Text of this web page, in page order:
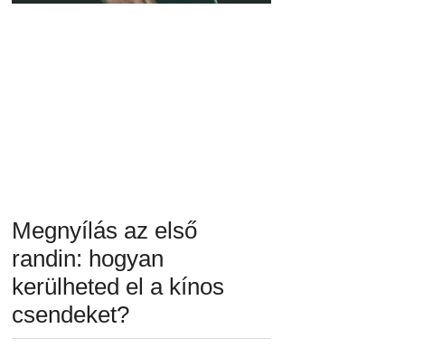
Megnyílás az első
randin: hogyan
kerülheted el a kínos
csendeket?